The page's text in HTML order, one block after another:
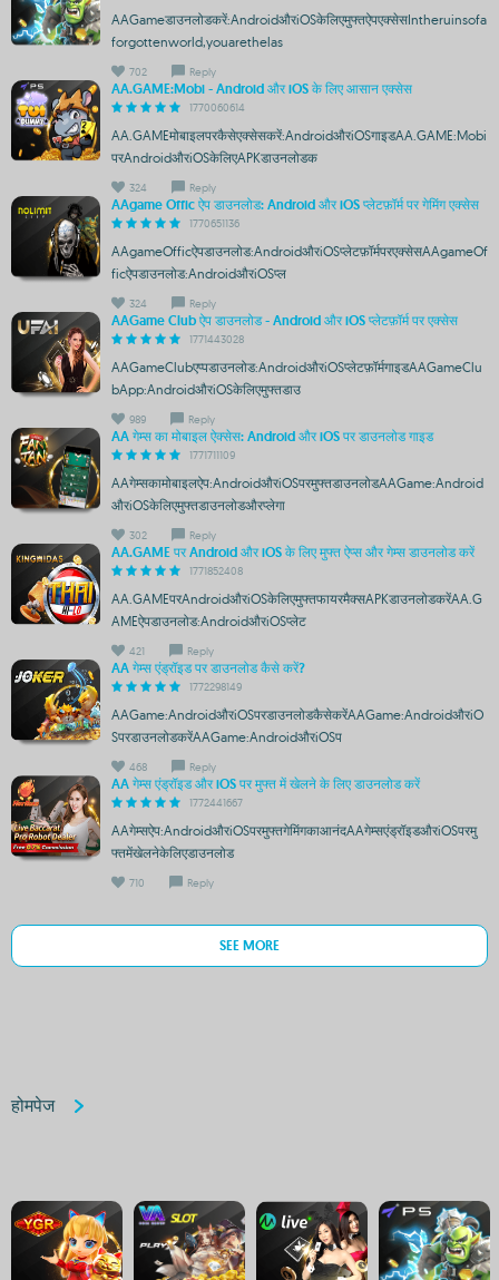
AAGameडाउनलोडकरें:AndroidऔरiOSकेलिएमुफ्तऐपएक्सेसIntheruinsofa
forgottenworld,youarethelas
702 Reply
AA.GAME:Mobi - Android और iOS के लिए आसान एक्सेस
1770060614
AA.GAMEमोबाइलपरकैसेएक्सेसकरें:AndroidऔरiOSगाइडAA.GAME:Mobi
परAndroidऔरiOSकेलिएAPKडाउनलोडक
324 Reply
AAgame Offic ऐप डाउनलोड: Android और iOS प्लेटफ़ॉर्म पर गेमिंग एक्सेस
1770651136
AAgameOfficऐपडाउनलोड:AndroidऔरiOSप्लेटफ़ॉर्मपरएक्सेसAAgameOf
ficऐपडाउनलोड:AndroidऔरiOSप्ल
324 Reply
AAGame Club ऐप डाउनलोड - Android और iOS प्लेटफ़ॉर्म पर एक्सेस
1771443028
AAGameClubएप्पडाउनलोड:AndroidऔरiOSप्लेटफ़ॉर्मगाइडAAGameClu
bApp:AndroidऔरiOSकेलिएमुफ्तडाउ
989 Reply
AA गेम्स का मोबाइल ऐक्सेस: Android और iOS पर डाउनलोड गाइड
1771711109
AAगेम्सकामोबाइलऐप:AndroidऔरiOSपरमुफ्तडाउनलोडAAGame:Android
औरiOSकेलिएमुफ्तडाउनलोडऔरप्लेगा
302 Reply
AA.GAME पर Android और iOS के लिए मुफ्त ऐप्स और गेम्स डाउनलोड करें
1771852408
AA.GAMEपरAndroidऔरiOSकेलिएमुफ्तफायरमैक्सAPKडाउनलोडकरेंAA.G
AMEऐपडाउनलोड:AndroidऔरiOSप्लेट
421 Reply
AA गेम्स एंड्रॉइड पर डाउनलोड कैसे करें?
1772298149
AAGame:AndroidऔरiOSपरडाउनलोडकैसेकरेंAAGame:AndroidऔरiO
SपरडाउनलोडकरेंAAGame:AndroidऔरiOSप
468 Reply
AA गेम्स एंड्रॉइड और iOS पर मुफ्त में खेलने के लिए डाउनलोड करें
1772441667
AAगेम्सऐप:AndroidऔरiOSपरमुफ्तगेमिंगकाआनंदAAगेम्सएंड्रॉइडऔरiOSपरमु
फ्तमेंखेलनेकेलिएडाउनलोड
710 Reply
SEE MORE
होमपेज